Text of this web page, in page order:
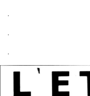
.
.
.